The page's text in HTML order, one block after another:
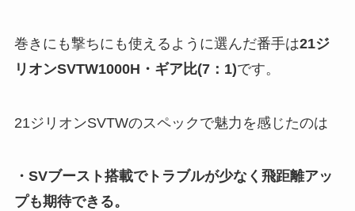
巻きにも撃ちにも使えるように選んだ番手は21ジ
リオンSVTW1000H・ギア比(7：1)です。
21ジリオンSVTWのスペックで魅力を感じたのは
・SVブースト搭載でトラブルが少なく飛距離アッ
プも期待できる。